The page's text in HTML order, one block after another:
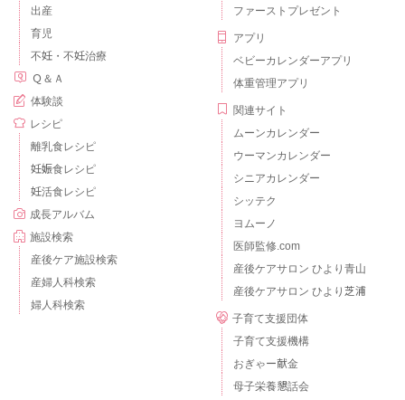
出産
育児
不妊・不妊治療
Ｑ＆Ａ
体験談
レシピ
離乳食レシピ
妊娠食レシピ
妊活食レシピ
成長アルバム
施設検索
産後ケア施設検索
産婦人科検索
婦人科検索
ファーストプレゼント
アプリ
ベビーカレンダーアプリ
体重管理アプリ
関連サイト
ムーンカレンダー
ウーマンカレンダー
シニアカレンダー
シッテク
ヨムーノ
医師監修.com
産後ケアサロン ひより青山
産後ケアサロン ひより芝浦
子育て支援団体
子育て支援機構
おぎゃー献金
母子栄養懇話会